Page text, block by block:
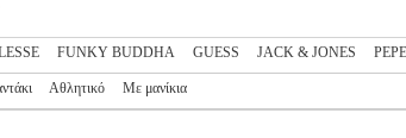
FUNKY BUDDHA GUESS JACK & JONES
Αθλητικό Με μανίκια